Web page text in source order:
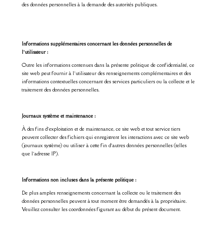
des données personnelles à la demande des autorités publiques.
Informations supplémentaires concernant les données personnelles de
l’utilisateur :
Outre les informations contenues dans la présente politique de confidentialité, ce
site web peut fournir à l’utilisateur des renseignements complémentaires et des
informations contextuelles concernant des services particuliers ou la collecte et le
traitement des données personnelles.
Journaux système et maintenance :
À des fins d’exploitation et de maintenance, ce site web et tout service tiers
peuvent collecter des fichiers qui enregistrent les interactions avec ce site web
(journaux système) ou utiliser à cette fin d’autres données personnelles (telles
que l’adresse IP).
Informations non incluses dans la présente politique :
De plus amples renseignements concernant la collecte ou le traitement des
données personnelles peuvent à tout moment être demandés à la propriétaire.
Veuillez consulter les coordonnées figurant au début du présent document.